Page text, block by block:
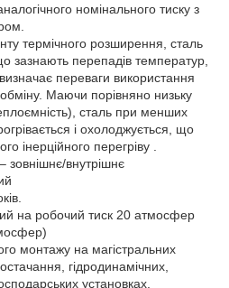
номінального тиску з
термічного розширення, сталь
зазнають перепадів температур,
переваги використання
Маючи порівняно низьку
сталь при менших
і охолоджується, що
інерційного перегріву .
зовнішнє/внутрішнє
на робочий тиск 20 атмосфер
монтажу на магістральних
гідродинамічних,
установках.